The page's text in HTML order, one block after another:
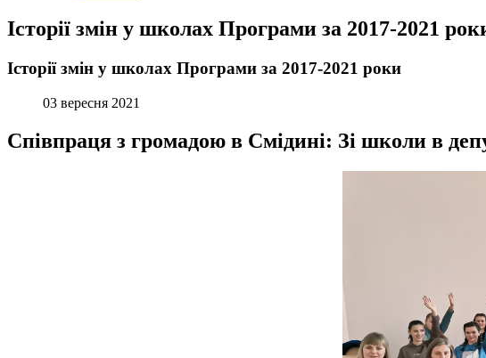
Історії змін у школах Програми за 2017-2021
Історії змін у школах Програми за 2017-2021 роки
03 вересня 2021
Співпраця з громадою в Смідині: Зі школи в